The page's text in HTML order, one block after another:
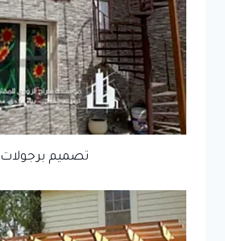
تصميم برجولات